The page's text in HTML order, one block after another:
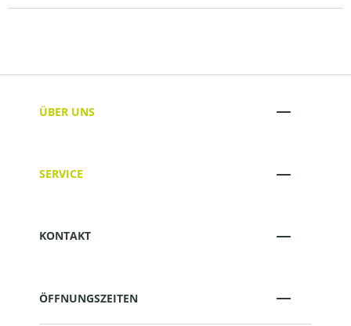
ÜBER UNS
SERVICE
KONTAKT
ÖFFNUNGSZEITEN